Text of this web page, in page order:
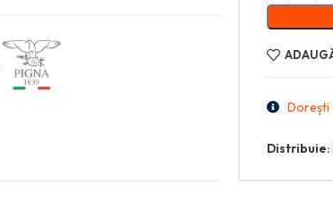
Dorești
Distribuie: